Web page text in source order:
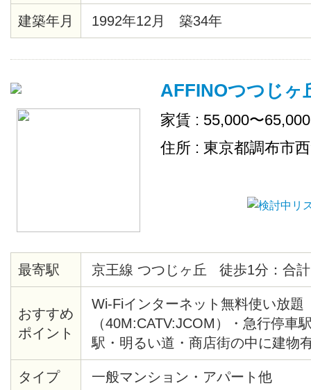
建築年月 1992年12月 築34年
AFFINOつつじヶ
家賃 : 55,000〜
住所 : 東京都調布市
最寄駅 京王線 つつじヶ丘 徒歩1分：合
おすすめ
ポイント
Wi-Fiインターネット無料使い放題
（40M:CATV:JCOM）・急行停車
駅・明るい道・商店街の中に建物
光・コンビニ、オリジン弁当、ド
円ショップまで徒歩1分・他では
タイプ 一般マンション・アパート他